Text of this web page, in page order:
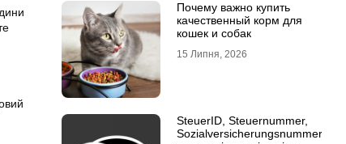
Почему важно купить
качественный корм для
кошек и собак
15 Липня, 2026
SteuerID, Steuernummer,
Sozialversicherungsnummer: